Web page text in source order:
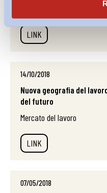
LINK
14/10/2018
Nuova geografia del
del futuro
Mercato del lavoro
LINK
07/05/2018